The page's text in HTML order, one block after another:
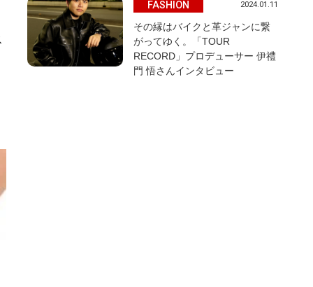
FASHION 2024.01.11
その縁はバイクと革ジャンに繋
がってゆく。「TOUR
RECORD」プロデューサー 伊禮
門 悟さんインタビュー